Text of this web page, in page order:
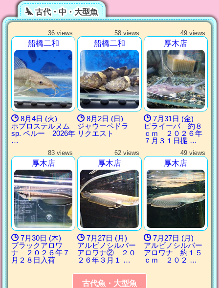
古代・中・大型魚
36 views
船橋二和
8月4日 (火)
ホプロステルヌム
sp. ペルー 2026年
…
58 views
船橋二和
8月2日 (日)
ジャウーペドラ
リクエスト
49 views
厚木店
7月31日 (金)
ピライーバ 約８
ｃｍ ２０２６年
７月３１日撮 …
83 views
厚木店
7月30日 (木)
ブラックアロワ
ナ ２０２６年７
月２８日入荷
62 views
厚木店
7月27日 (月)
アルビノシルバー
アロワナ② ２０
２６年３月１ …
49 views
厚木店
7月27日 (月)
アルビノシルバー
アロワナ 約１５
ｃｍ ２０２ …
古代魚・大型魚